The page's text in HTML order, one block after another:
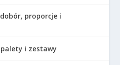
proporcje i
i zestawy